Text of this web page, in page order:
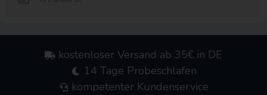
kostenloser Versand ab 35€ in DE
14 Tage Probeschlafen
kompetenter Kundenservice